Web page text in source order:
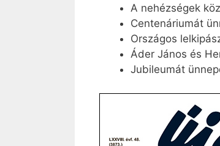
A nehézségek
Centenáriumát
Országos
Áder János és
Jubileumát